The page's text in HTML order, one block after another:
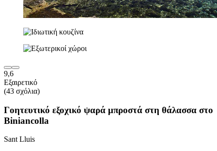
9,6
Εξαιρετικό
(43 σχόλια)
Γοητευτικό εξοχικό ψαρά μπροστά στη θάλασσα στο
Biniancolla
Sant Lluis